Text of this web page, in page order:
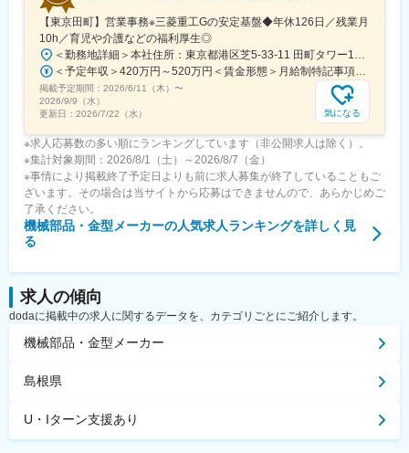
【東京田町】営業事務※三菱重工Gの安定基盤◆年休126日／残業月
10h／育児や介護などの福利厚生◎
掲載予定期間： 2026/6/11（木） 〜
2026/9/9（水）
更新日： 2026/7/22（水） 気になる
※求人応募数の多い順にランキングしています（非公開求人は除く）。
※集計対象期間：2026/8/1（土）～2026/8/7（金）
※事情により掲載終了予定日よりも前に求人募集が終了していることもご
ざいます。その場合は当サイトから応募はできませんので、あらかじめご
了承ください。
機械部品・金型メーカーの人気求人ランキングを詳しく見
る
求人の傾向
dodaに掲載中の求人に関するデータを、カテゴリごとにご紹介します。
機械部品・金型メーカー
島根県
U・Iターン支援あり